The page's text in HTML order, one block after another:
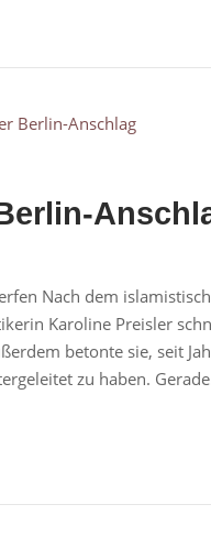
Nach dem
Karoline Preisler
betonte sie, seit
zu haben.